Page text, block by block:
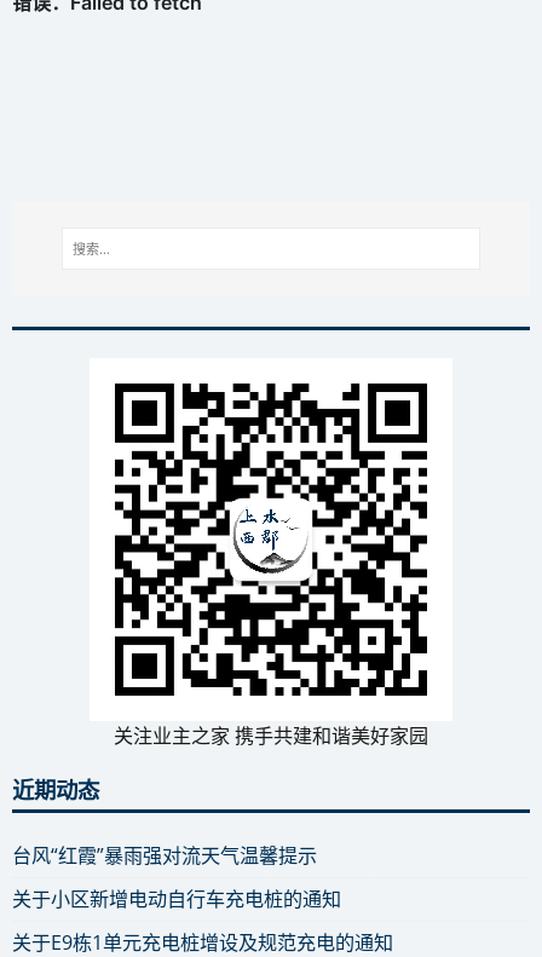
关注业主之家 携手共建和谐美好家园
近期动态
台风“红霞”暴雨强对流天气温馨提示
关于小区新增电动自行车充电桩的通知
关于E9栋1单元充电桩增设及规范充电的通知